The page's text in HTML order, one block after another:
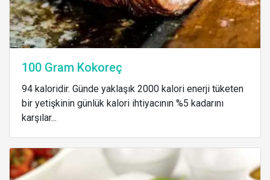
100 Gram Kokoreç
94 kaloridir. Günde yaklaşık 2000 kalori enerji tüketen
bir yetişkinin günlük kalori ihtiyacının %5 kadarını
karşılar...